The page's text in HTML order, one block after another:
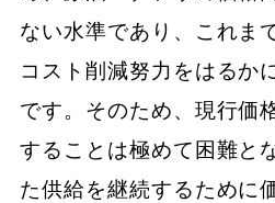
ない水準であり、これま
コスト削減努力をはるか
です。そのため、現行価
することは極めて困難と
た供給を継続するために